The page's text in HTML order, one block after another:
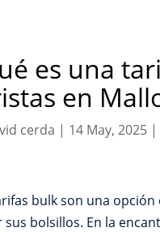
es una
en
cerda | 14 May, 2025 |
bulk son una
sus bolsillos. En la